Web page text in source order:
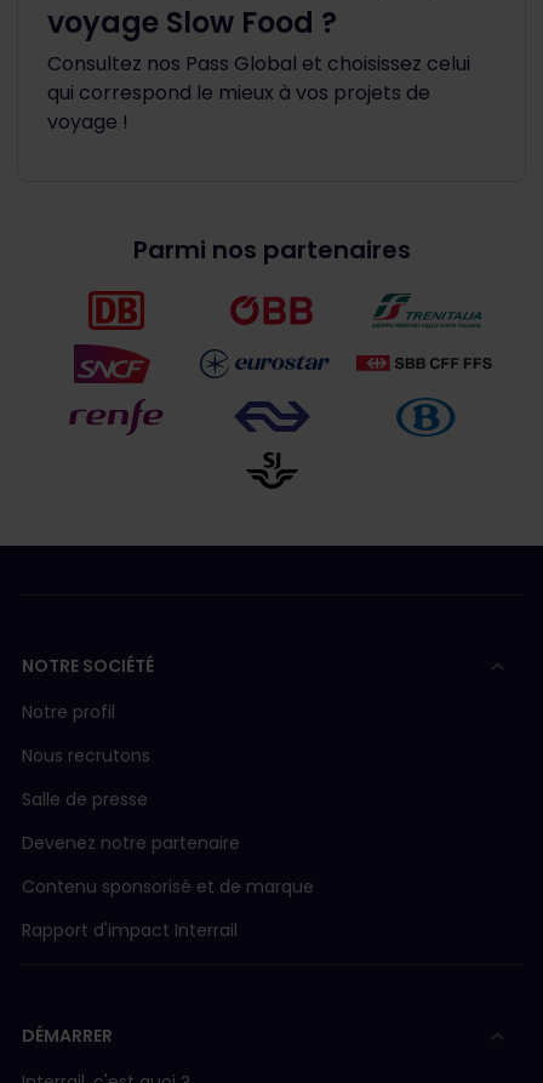
voyage Slow Food ?
Consultez nos Pass Global et choisissez celui
qui correspond le mieux à vos projets de
voyage !
Parmi nos partenaires
NOTRE SOCIÉTÉ
Notre profil
Nous recrutons
Salle de presse
Devenez notre partenaire
Contenu sponsorisé et de marque
Rapport d'impact Interrail
DÉMARRER